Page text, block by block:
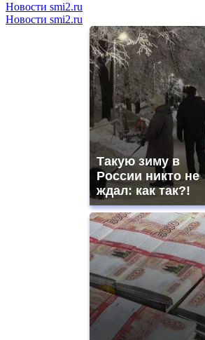
Новости smi2.ru
Новости smi2.ru
Такую зиму в
России никто не
ждал: как так?!